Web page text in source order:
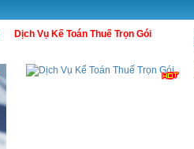
Dịch Vụ Kế Toán Thuế Trọn Gói